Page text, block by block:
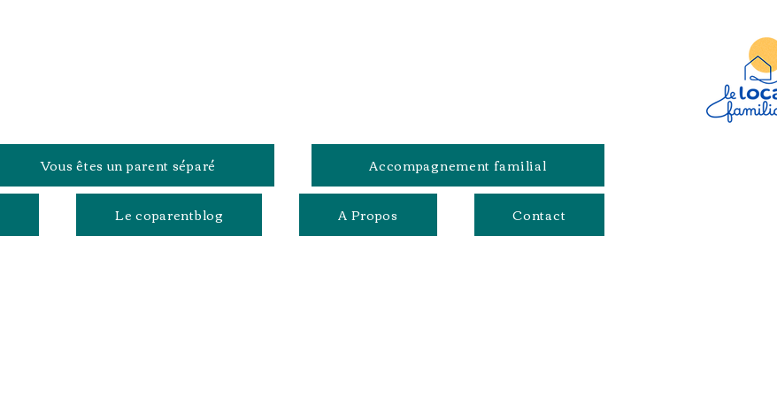
Vous êtes un parent séparé Accompagnement familial
Le coparentblog A Propos Contact